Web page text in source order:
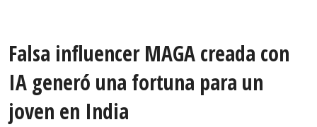
Falsa influencer MAGA creada con
IA generó una fortuna para un
joven en India